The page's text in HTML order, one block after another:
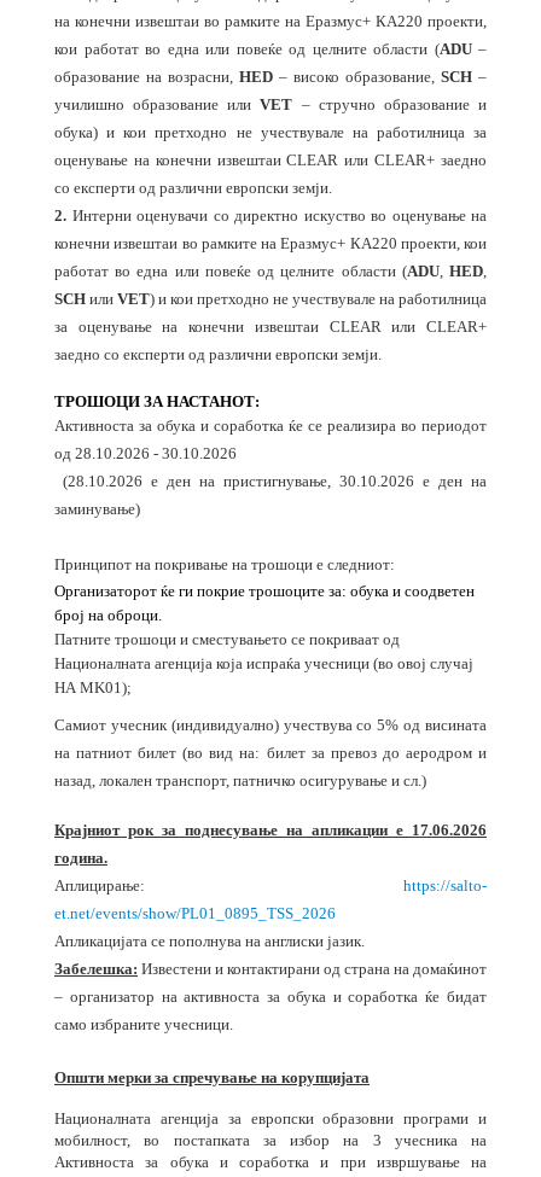
на конечни извештаи во рамките на Еразмус+ КА220 проекти,
кои работат во една или повеќе од целните области (ADU–
образование на возрасни, HED – високо образование, SCH –
училишно образование илиVET – стручно образование и
обука) и кои претходно не учествувале на работилница за
оценување на конечни извештаи CLEAR или CLEAR+ заедно
со експерти од различни европски земји.
2. Интерни оценувачи со директно искуство во оценување на
конечни извештаи во рамките на Еразмус+ КА220 проекти, кои
работат во една или повеќе од целните области (ADU,HED,
SCH или VET) и кои претходно не учествувале на работилница
за оценување на конечни извештаи CLEAR или CLEAR+
заедно со експерти од различни европски земји.
ТРОШОЦИ ЗА НАСТАНОТ:
Активноста за обука и соработка ќе се реализира во периодот
од 28.10.2026 - 30.10.2026
(28.10.2026 е ден на пристигнување, 30.10.2026 е ден на
заминување)
Принципот на покривање на трошоци е следниот:
Организаторот ќе ги покрие трошоците за: обука и соодветен
број на оброци.
Патните трошоци и сместувањето се покриваат од
Националната агенција која испраќа учесници (во овој случај
НА MK01);
Самиот учесник (индивидуално) учествува со 5% од висината
на патниот билет (во вид на: билет за превоз до аеродром и
назад, локален транспорт, патничко осигурување и сл.)
Крајниот рок за поднесување на апликации е 17.06.2026
година.
Аплицирање: https://salto-
et.net/events/show/PL01_0895_TSS_2026
Апликацијата се пополнува на англиски јазик.
Забелешка: Известени и контактирани од страна на домаќинот
– организатор на активноста за обука и соработка ќе бидат
само избраните учесници.
Општи мерки за спречување на корупцијата
Националната агенција за европски образовни програми и
мобилност, во постапката за избор на 3 учесника на
Активноста за обука и соработка и при извршување на